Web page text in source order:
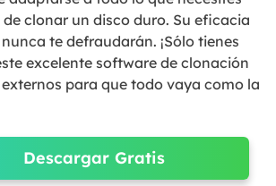
clonar un disco duro. Su eficacia
te defraudarán. ¡Sólo tienes
excelente software de clonación
para que todo vaya como la
Descargar Gratis